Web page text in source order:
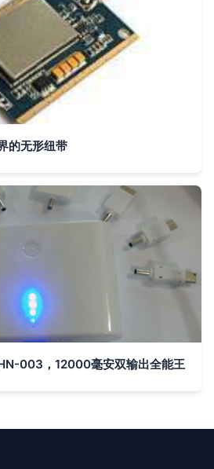
的无形纽带
003，12000毫安双输出全能王